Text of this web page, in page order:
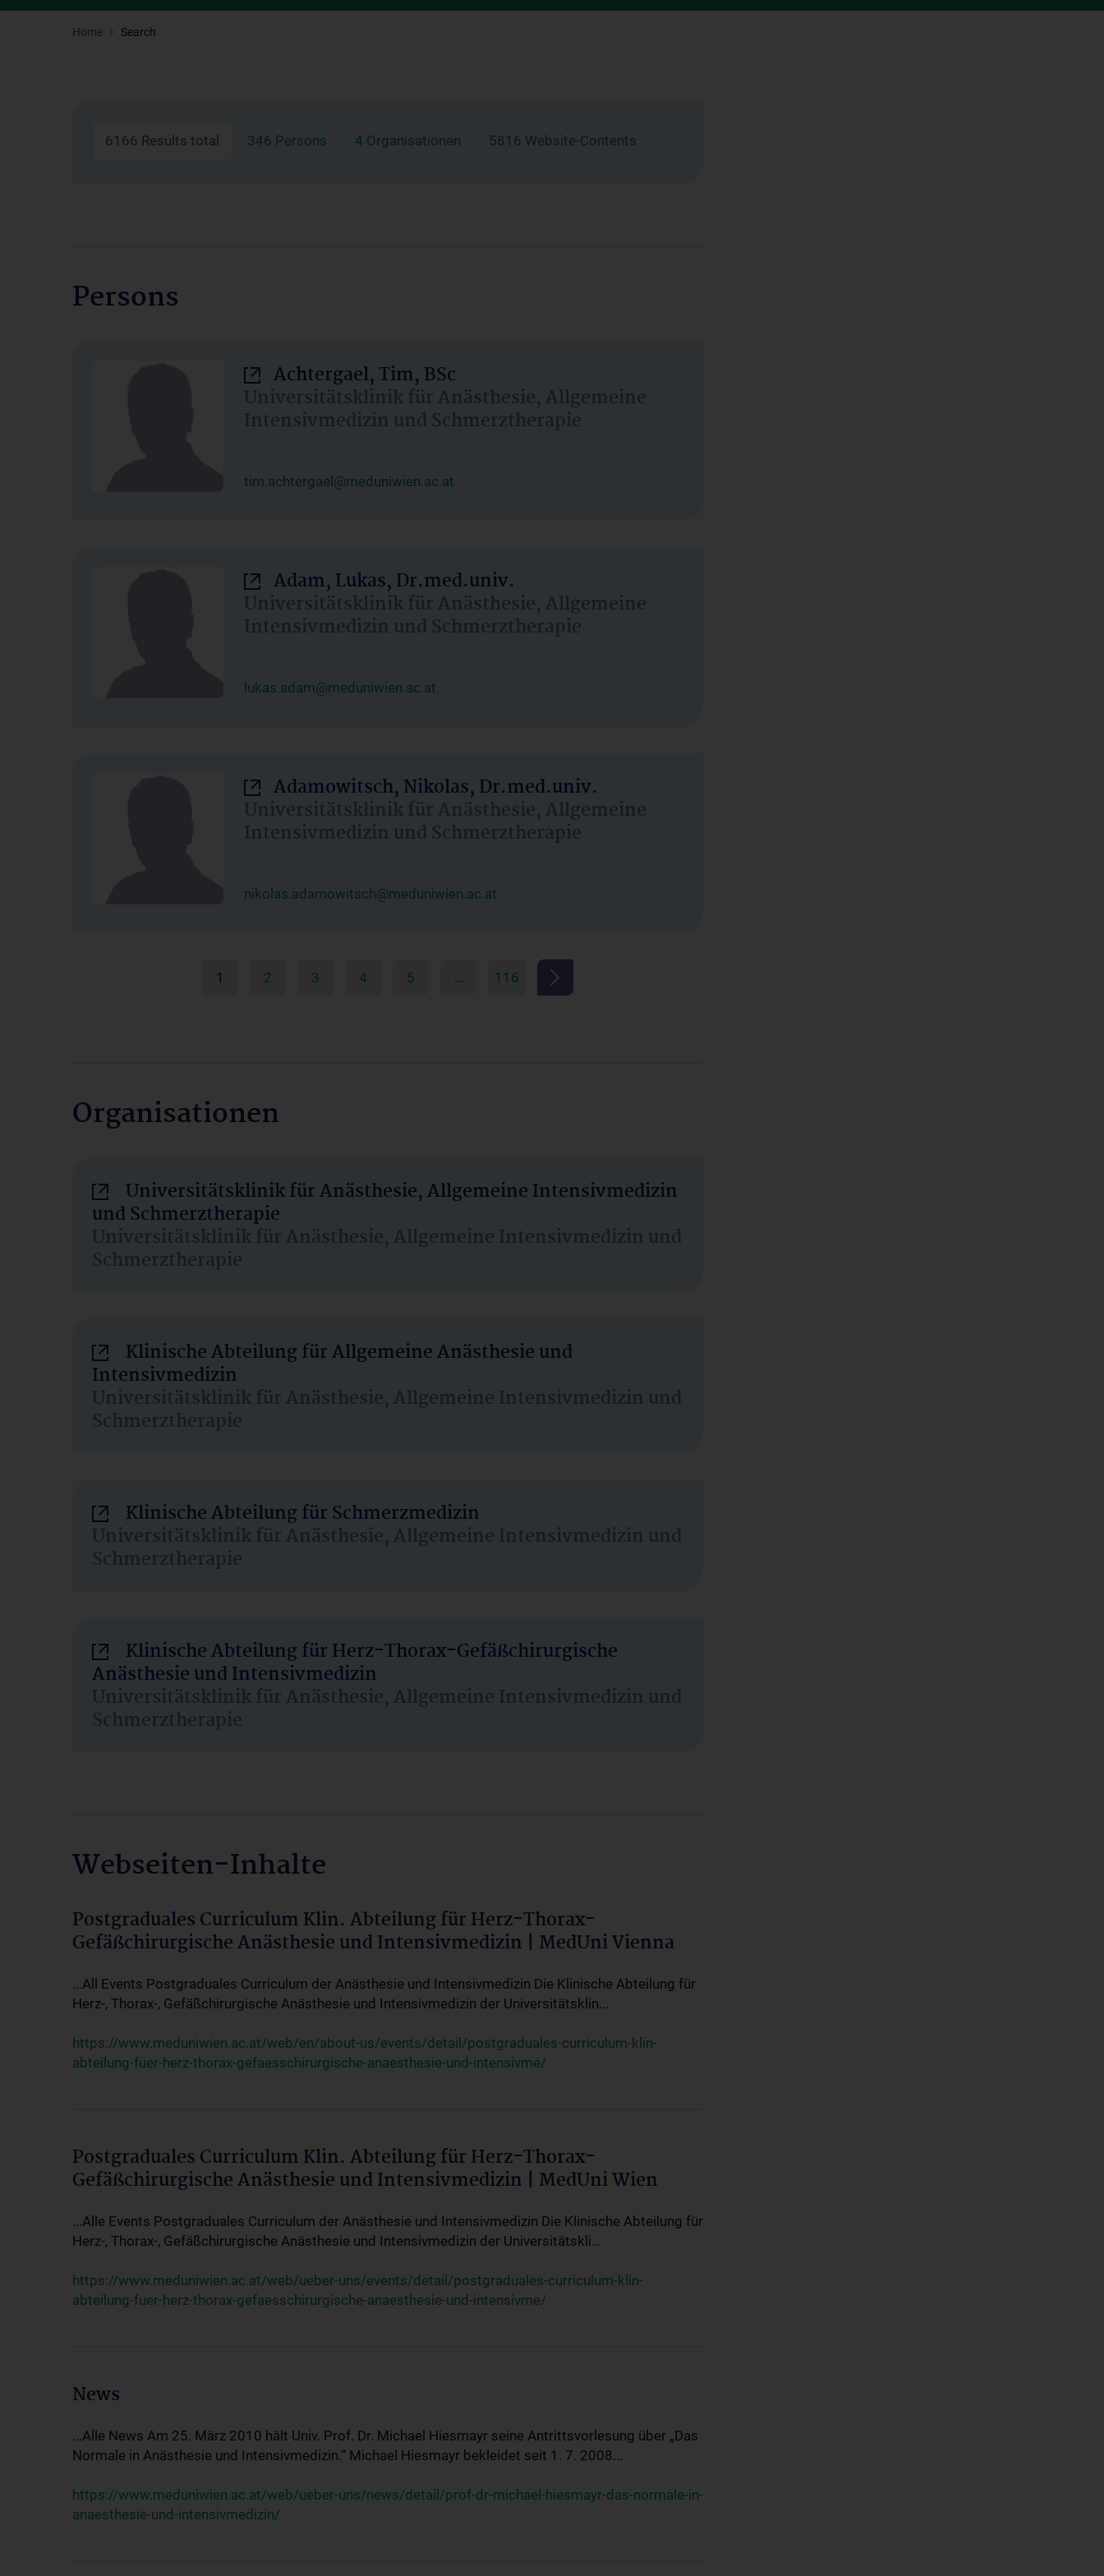
Home Search
6166 Results total 346 Persons 4 Organisationen 5816 Website-Contents
Persons
Achtergael, Tim, BSc
Universitätsklinik für Anästhesie, Allgemeine
Intensivmedizin und Schmerztherapie
tim.achtergael@meduniwien.ac.at
Adam, Lukas, Dr.med.univ.
Universitätsklinik für Anästhesie, Allgemeine
Intensivmedizin und Schmerztherapie
lukas.adam@meduniwien.ac.at
Adamowitsch, Nikolas, Dr.med.univ.
Universitätsklinik für Anästhesie, Allgemeine
Intensivmedizin und Schmerztherapie
nikolas.adamowitsch@meduniwien.ac.at
1 2 3 4 5 … 116
Organisationen
Universitätsklinik für Anästhesie, Allgemeine Intensivmedizin
und Schmerztherapie
Universitätsklinik für Anästhesie, Allgemeine Intensivmedizin und
Schmerztherapie
Klinische Abteilung für Allgemeine Anästhesie und
Intensivmedizin
Universitätsklinik für Anästhesie, Allgemeine Intensivmedizin und
Schmerztherapie
Klinische Abteilung für Schmerzmedizin
Universitätsklinik für Anästhesie, Allgemeine Intensivmedizin und
Schmerztherapie
Klinische Abteilung für Herz-Thorax-Gefäßchirurgische
Anästhesie und Intensivmedizin
Universitätsklinik für Anästhesie, Allgemeine Intensivmedizin und
Schmerztherapie
Webseiten-Inhalte
Postgraduales Curriculum Klin. Abteilung für Herz-Thorax-
Gefäßchirurgische Anästhesie und Intensivmedizin | MedUni Vienna
...All Events Postgraduales Curriculum der Anästhesie und Intensivmedizin Die Klinische Abteilung für
Herz-, Thorax-, Gefäßchirurgische Anästhesie und Intensivmedizin der Universitätsklin...
https://www.meduniwien.ac.at/web/en/about-us/events/detail/postgraduales-curriculum-klin-
abteilung-fuer-herz-thorax-gefaesschirurgische-anaesthesie-und-intensivme/
Postgraduales Curriculum Klin. Abteilung für Herz-Thorax-
Gefäßchirurgische Anästhesie und Intensivmedizin | MedUni Wien
...Alle Events Postgraduales Curriculum der Anästhesie und Intensivmedizin Die Klinische Abteilung für
Herz-, Thorax-, Gefäßchirurgische Anästhesie und Intensivmedizin der Universitätskli...
https://www.meduniwien.ac.at/web/ueber-uns/events/detail/postgraduales-curriculum-klin-
abteilung-fuer-herz-thorax-gefaesschirurgische-anaesthesie-und-intensivme/
News
...Alle News Am 25. März 2010 hält Univ. Prof. Dr. Michael Hiesmayr seine Antrittsvorlesung über „Das
Normale in Anästhesie und Intensivmedizin.“ Michael Hiesmayr bekleidet seit 1. 7. 2008...
https://www.meduniwien.ac.at/web/ueber-uns/news/detail/prof-dr-michael-hiesmayr-das-normale-in-
anaesthesie-und-intensivmedizin/